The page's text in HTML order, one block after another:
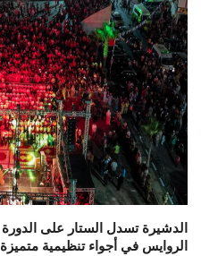
الروايس في أجواء تنظيمية متميزة